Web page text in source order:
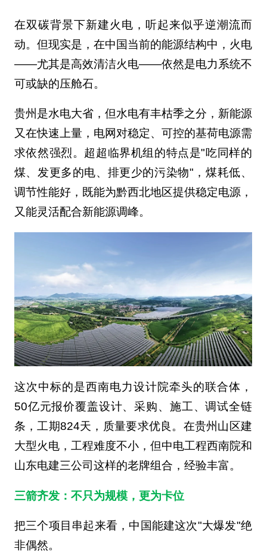
在双碳背景下新建火电，听起来似乎逆潮流而
动。但现实是，在中国当前的能源结构中，火电
——尤其是高效清洁火电——依然是电力系统不
可或缺的压舱石。
贵州是水电大省，但水电有丰枯季之分，新能源
又在快速上量，电网对稳定、可控的基荷电源需
求依然强烈。超超临界机组的特点是"吃同样的
煤、发更多的电、排更少的污染物"，煤耗低、
调节性能好，既能为黔西北地区提供稳定电源，
又能灵活配合新能源调峰。
这次中标的是西南电力设计院牵头的联合体，
50亿元报价覆盖设计、采购、施工、调试全链
条，工期824天，质量要求优良。在贵州山区建
大型火电，工程难度不小，但中电工程西南院和
山东电建三公司这样的老牌组合，经验丰富。
三箭齐发：不只为规模，更为卡位
把三个项目串起来看，中国能建这次"大爆发"绝
非偶然。